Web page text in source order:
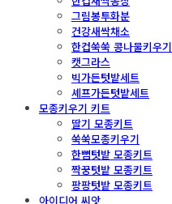
그림봉투화분
건강새싹채소
한컵쑥쑥 콩나물키우기
캣그라스
빅가든텃밭세트
셰프가든텃밭세트
모종키우기 키트
딸기 모종키트
쑥쑥모종키우기
한뼘텃밭 모종키트
짝꿍텃밭 모종키트
팡팡텃밭 모종키트
아이디어 씨앗